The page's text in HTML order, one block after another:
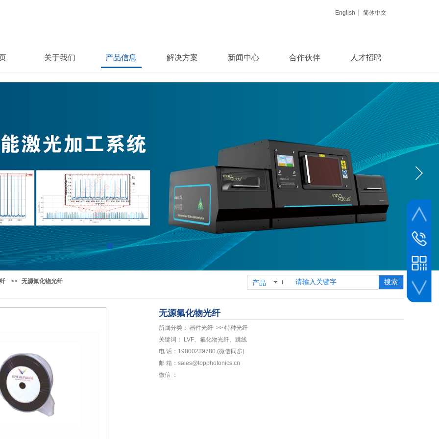
无源氟化物光纤
所属分类： 器件光纤 >> 特种光纤
关键词： LVF、氟化物光纤、跳线
电 话：19800239780 (微信同步)
邮 箱：sales@topphotonics.cn
微信 ：
产品 搜索
>> 无源氟化物光纤
English 简体中文
关于我们 产品信息 解决方案 新闻中心 合作伙伴 人才招聘
销售客服
销售专线
公司传真
010-